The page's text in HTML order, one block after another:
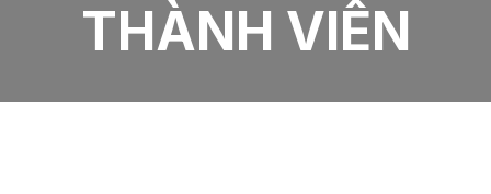
THÀNH VIÊN